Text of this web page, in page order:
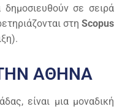
σε σειρά
στη Scopus
ΑΘΗΝΑ
είναι μια μοναδική